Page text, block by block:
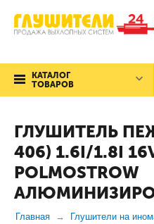
КАТАЛОГ
ТОВАРОВ
ГЛУШИТЕЛЬ
406) 1.6I/1.8I
POLMOSTROW
Главная
Глушители на